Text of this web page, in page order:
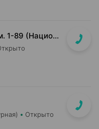
ул. Аэровокзальная, д. 19-1, пом. 1-89 (Национальный аэропорт "Минск", 3 этаж)
Открыто